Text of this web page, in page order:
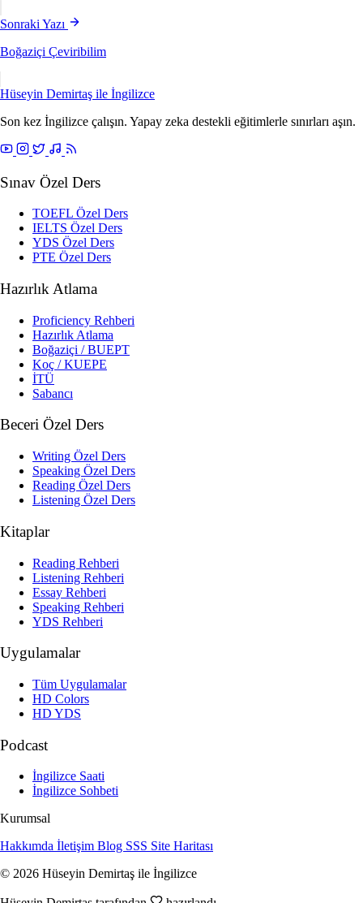
Sonraki Yazı
Boğaziçi Çeviribilim
Hüseyin Demirtaş ile İngilizce
Son kez İngilizce çalışın. Yapay zeka destekli eğitimlerle sınırları aşın.
Sınav Özel Ders
TOEFL Özel Ders
IELTS Özel Ders
YDS Özel Ders
PTE Özel Ders
Hazırlık Atlama
Proficiency Rehberi
Hazırlık Atlama
Boğaziçi / BUEPT
Koç / KUEPE
İTÜ
Sabancı
Beceri Özel Ders
Writing Özel Ders
Speaking Özel Ders
Reading Özel Ders
Listening Özel Ders
Kitaplar
Reading Rehberi
Listening Rehberi
Essay Rehberi
Speaking Rehberi
YDS Rehberi
Uygulamalar
Tüm Uygulamalar
HD Colors
HD YDS
Podcast
İngilizce Saati
İngilizce Sohbeti
Kurumsal
Hakkımda İletişim Blog SSS Site Haritası
© 2026 Hüseyin Demirtaş ile İngilizce